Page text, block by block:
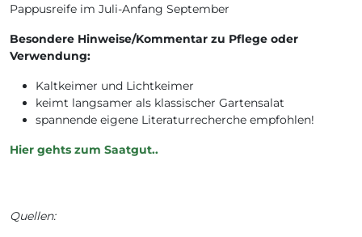
Pappusreife im Juli-Anfang September
Besondere Hinweise/Kommentar zu Pflege oder
Verwendung:
Kaltkeimer und Lichtkeimer
keimt langsamer als klassischer Gartensalat
spannende eigene Literaturrecherche empfohlen!
Hier gehts zum Saatgut..
Quellen: